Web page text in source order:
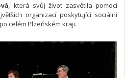
, která svůj život zasvětila pomoci
organizací poskytující sociální
celém Plzeňském kraji.